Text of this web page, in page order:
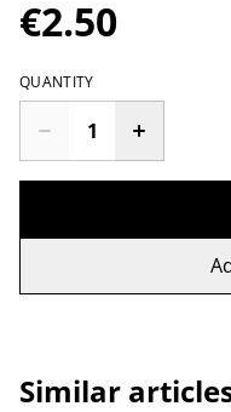
€2.50
QUANTITY
Similar